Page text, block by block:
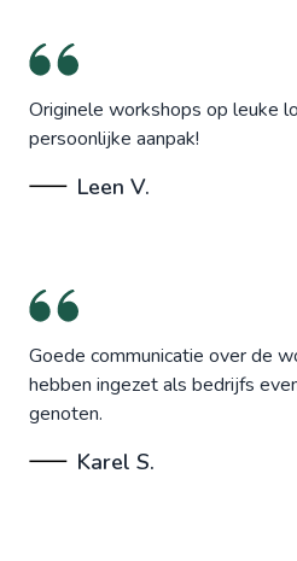
Originele workshops op leuke
persoonlijke aanpak!
Leen V.
Goede communicatie over de
hebben ingezet als bedrijfs
genoten.
Karel S.